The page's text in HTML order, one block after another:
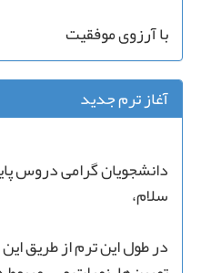
با آرزوی موفقیت
آغاز ترم جدید
دانشجویان گرامی دروس
سلام،
در طول این ترم از طریق